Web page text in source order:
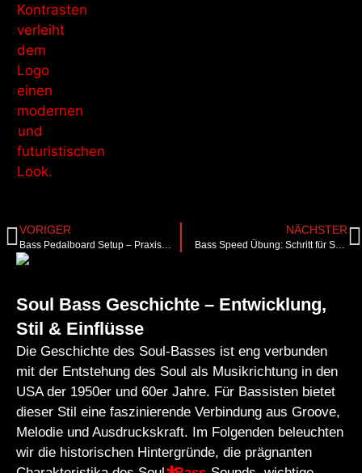
VORIGER
Bass Pedalboard Setup – Praxisnaher Guide für ambitionierte Bassisten
NÄCHSTER
Bass Speed Übung: Schritt für Schritt zu mehr Schnelligkeit und Präzision
Soul Bass Geschichte – Entwicklung,
Stil & Einflüsse
Die Geschichte des Soul-Basses ist eng verbunden
mit der Entstehung des Soul als Musikrichtung in den
USA der 1950er und 60er Jahre. Für Bassisten bietet
dieser Stil eine faszinierende Verbindung aus Groove,
Melodie und Ausdruckskraft. Im Folgenden beleuchten
wir die historischen Hintergründe, die prägnanten